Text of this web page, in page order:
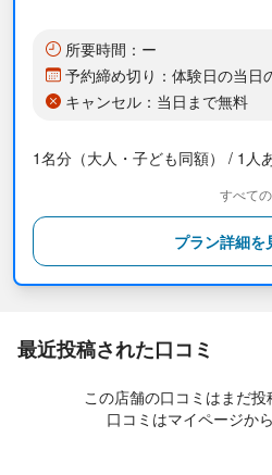
展示「海女と海（Haenyeo and the
ワークや物語を通じて、済州の伝統
ができます。
公式サイト（http://
・ご購入後、モバイルバウチャーま
チャーをご確認ください。（バウチ
・入場ゲートで引換券に記載されて
を読み取って直接入場してください
・有効期限：チケットはご予約の訪
所要時間：ー
予約締め切り：体験日の当日
キャンセル：当日まで無料
1名分（大人・子ども同額） / 1人
すべて
プラン詳細を
最近投稿された口コミ
この店舗の口コミはまだ投
口コミはマイページか